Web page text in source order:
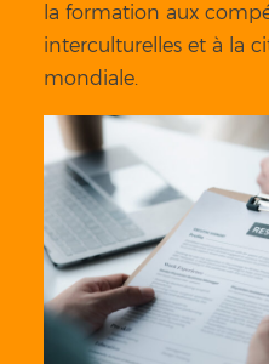
la formation aux
interculturelles et à la
mondiale.